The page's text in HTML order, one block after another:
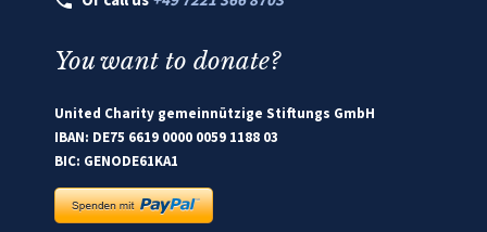
You want to donate?
United Charity gemeinnützige Stiftungs GmbH
IBAN: DE75 6619 0000 0059 1188 03
BIC: GENODE61KA1